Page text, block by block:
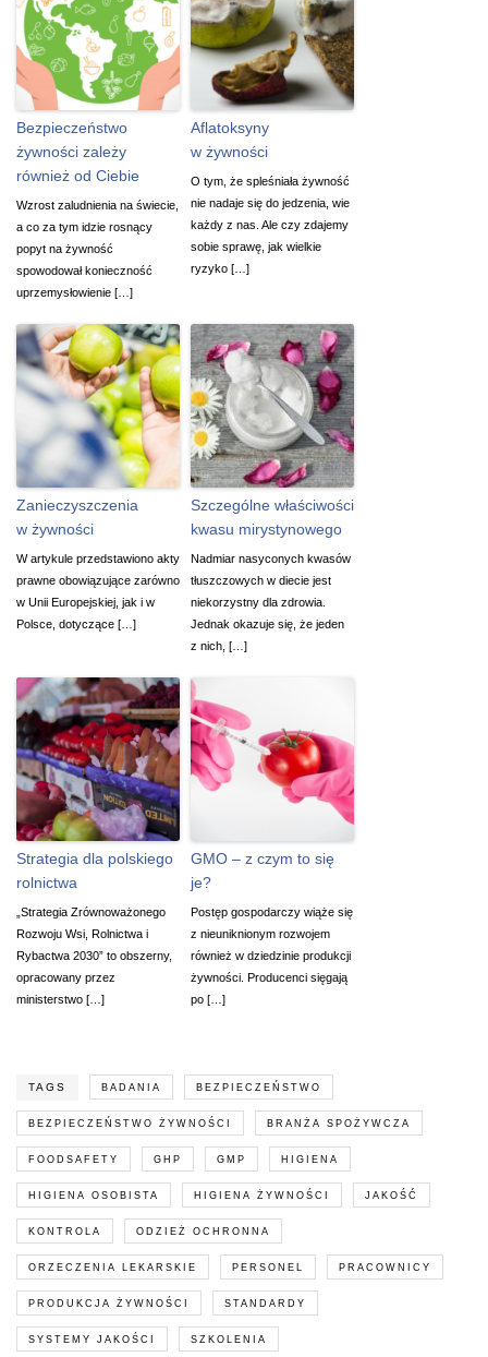
Bezpieczeństwo
żywności zależy
również od Ciebie
Wzrost zaludnienia na świecie,
a co za tym idzie rosnący
popyt na żywność
spowodował konieczność
uprzemysłowienie […]
Aflatoksyny
w żywności
O tym, że spleśniała żywność
nie nadaje się do jedzenia, wie
każdy z nas. Ale czy zdajemy
sobie sprawę, jak wielkie
ryzyko […]
Zanieczyszczenia
w żywności
W artykule przedstawiono akty
prawne obowiązujące zarówno
w Unii Europejskiej, jak i w
Polsce, dotyczące […]
Szczególne właściwości
kwasu mirystynowego
Nadmiar nasyconych kwasów
tłuszczowych w diecie jest
niekorzystny dla zdrowia.
Jednak okazuje się, że jeden
z nich, […]
Strategia dla polskiego
rolnictwa
„Strategia Zrównoważonego
Rozwoju Wsi, Rolnictwa i
Rybactwa 2030” to obszerny,
opracowany przez
ministerstwo […]
GMO – z czym to się
je?
Postęp gospodarczy wiąże się
z nieuniknionym rozwojem
również w dziedzinie produkcji
żywności. Producenci sięgają
po […]
TAGS BADANIA BEZPIECZEŃSTWO
BEZPIECZEŃSTWO ŻYWNOŚCI BRANŻA SPOŻYWCZA
FOODSAFETY GHP GMP HIGIENA
HIGIENA OSOBISTA HIGIENA ŻYWNOŚCI JAKOŚĆ
KONTROLA ODZIEŻ OCHRONNA
ORZECZENIA LEKARSKIE PERSONEL PRACOWNICY
PRODUKCJA ŻYWNOŚCI STANDARDY
SYSTEMY JAKOŚCI SZKOLENIA